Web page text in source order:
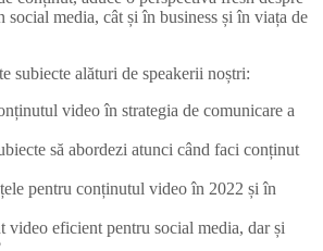
media, cât și în business și în viața de
subiecte alături de speakerii noștri:
video în strategia de comunicare a
să abordezi atunci când faci conținut
pentru conținutul video în 2022 și în
video eficient pentru social media, dar și